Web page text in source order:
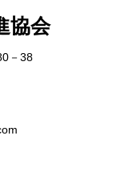
協会
－38